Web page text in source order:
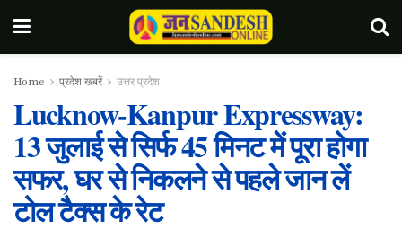
Home प्रदेश खबरें उत्तर प्रदेश
Lucknow-Kanpur Expressway:
13 जुलाई से सिर्फ 45 मिनट में पूरा होगा
सफर, घर से निकलने से पहले जान लें
टोल टैक्स के रेट